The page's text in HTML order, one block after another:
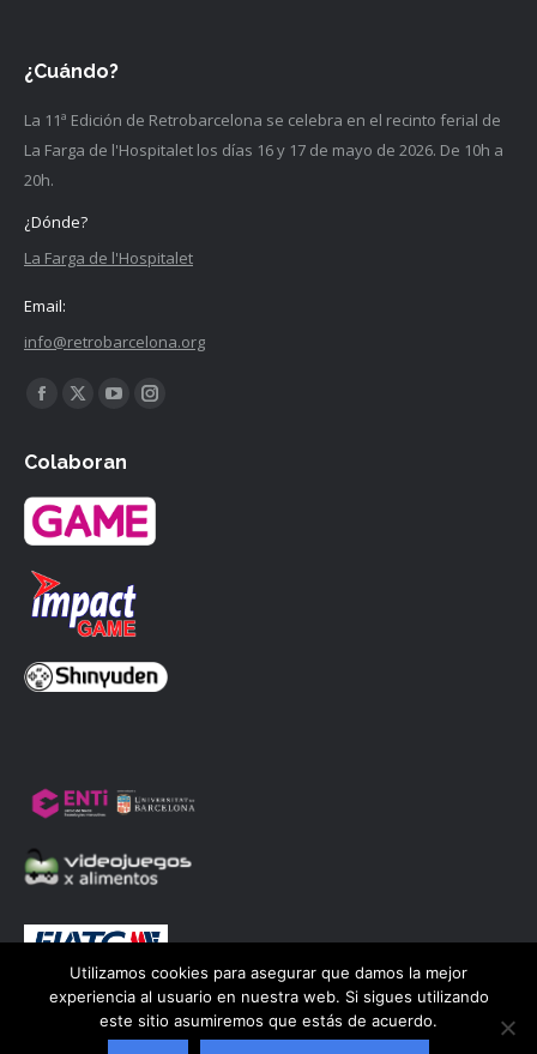
¿Cuándo?
La 11ª Edición de Retrobarcelona se celebra en el recinto ferial de
La Farga de l'Hospitalet los días 16 y 17 de mayo de 2026. De 10h a
20h.
¿Dónde?
La Farga de l'Hospitalet
Email:
info@retrobarcelona.org
Encuéntranos en:
se
abre
en
ventana
nueva
se
abre
en
ventana
nueva
YouTube
se
abre
en
ventana
nueva
Instagram
abre
en
Colaboran
Utilizamos cookies para asegurar que damos la mejor
experiencia al usuario en nuestra web. Si sigues utilizando
este sitio asumiremos que estás de acuerdo.